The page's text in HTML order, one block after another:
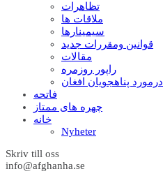
تظاهرات
ملاقات ها
سيمينارها
قوانين ومقررات جديد
مقالات
راپور روزمره
درمورد پناهجويان افغان
فاتحه
چهره های ممتاز
خانه
Nyheter
Skriv till oss
info@afghanha.se